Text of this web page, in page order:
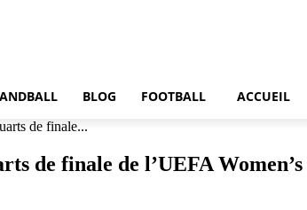
BLOG FOOTBALL ACCUEIL
de finale...
de finale de l’UEFA